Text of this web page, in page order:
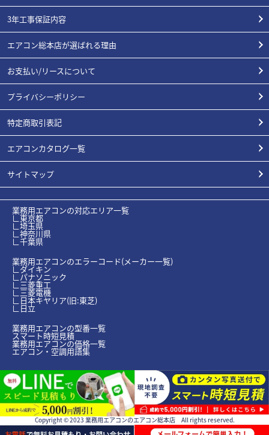
3年工事保証内容
エアコン総本店が選ばれる理由
お支払い/リースについて
プライバシーポリシー
特定商取引表記
エアコンカタログ一覧
サイトマップ
業務用エアコンの対応エリア一覧
∟東京都
∟埼玉県
∟神奈川県
∟千葉県
業務用エアコンのエラーコード(メーカー一覧)
∟ダイキン
∟パナソニック
∟三菱重工
∟三菱電機
∟日本キヤリア(旧:東芝)
∟日立
業務用エアコンの型番一覧
スマート時短見積
業務用エアコンの価格一覧
エアコン・空調用語集
業務用エアコン導入に関する助成金について
Copyright © 2023 業務用エアコンのエアコン総本店 All rights reserved.